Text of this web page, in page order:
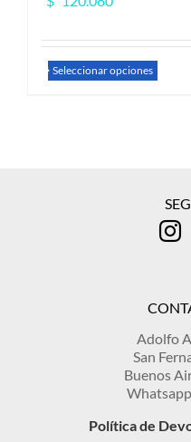
Seleccionar opciones
elegir
de
Adolfo
San
Buenos
Política de